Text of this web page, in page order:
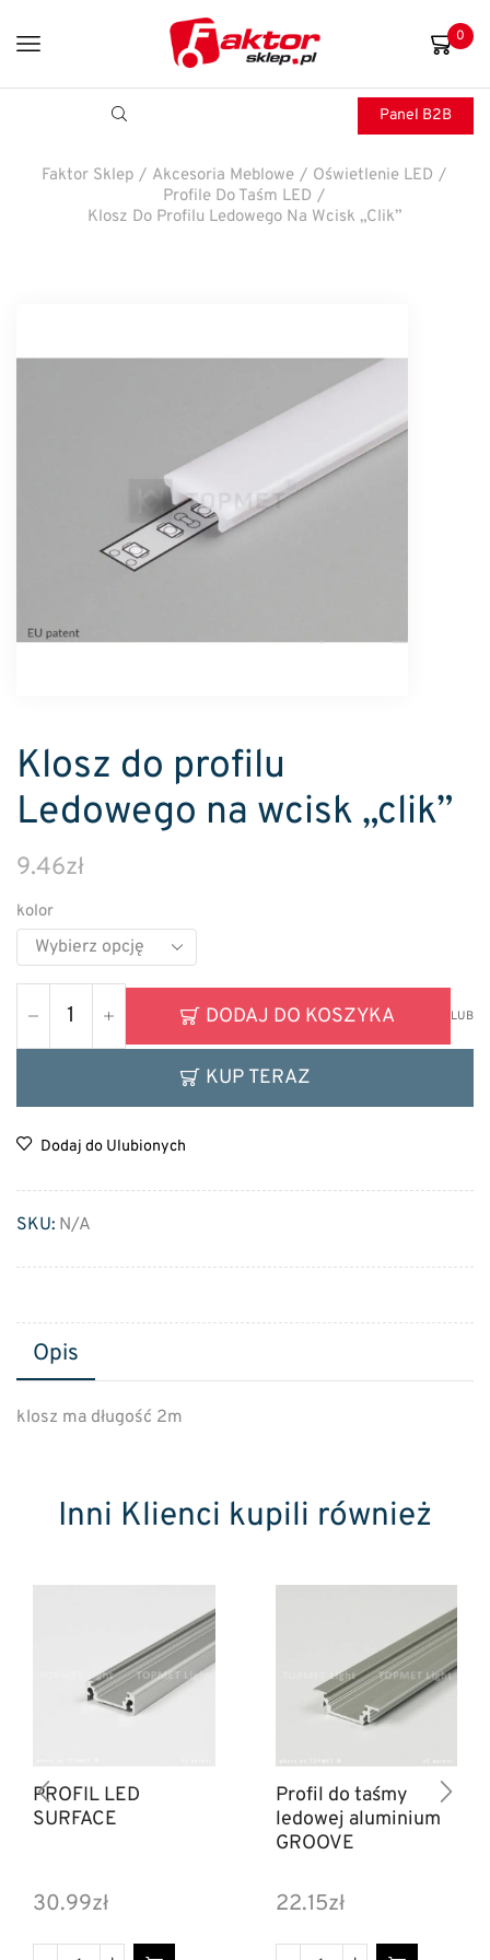
0
Panel B2B
Faktor Sklep / Akcesoria Meblowe / Oświetlenie LED /
Profile Do Taśm LED /
Klosz Do Profilu Ledowego Na Wcisk „clik”
Klosz do profilu
Ledowego na wcisk „clik”
9.46zł
kolor
DODAJ DO KOSZYKA LUB
KUP TERAZ
Dodaj do Ulubionych
SKU: N/A
Opis
klosz ma długość 2m
Inni Klienci kupili również
PROFIL LED
SURFACE
30.99zł
Profil do taśmy
ledowej aluminium
GROOVE
22.15zł